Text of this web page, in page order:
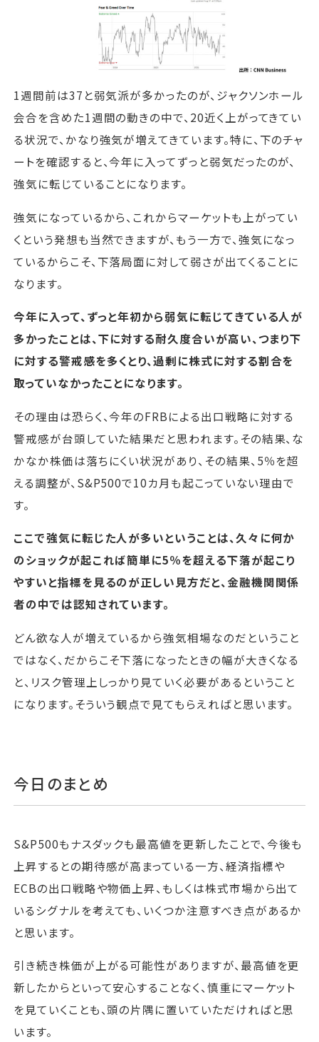
1週間前は37と弱気派が多かったのが、ジャクソンホール
会合を含めた1週間の動きの中で、20近く上がってきてい
る状況で、かなり強気が増えてきています。特に、下のチャ
ートを確認すると、今年に入ってずっと弱気だったのが、
強気に転じていることになります。
強気になっているから、これからマーケットも上がってい
くという発想も当然できますが、もう一方で、強気になっ
ているからこそ、下落局面に対して弱さが出てくることに
なります。
今年に入って、ずっと年初から弱気に転じてきている人が
多かったことは、下に対する耐久度合いが高い、つまり下
に対する警戒感を多くとり、過剰に株式に対する割合を
取っていなかったことになります。
その理由は恐らく、今年のFRBによる出口戦略に対する
警戒感が台頭していた結果だと思われます。その結果、な
かなか株価は落ちにくい状況があり、その結果、5％を超
える調整が、S&P500で10カ月も起こっていない理由で
す。
ここで強気に転じた人が多いということは、久々に何か
のショックが起これば簡単に5％を超える下落が起こり
やすいと指標を見るのが正しい見方だと、金融機関関係
者の中では認知されています。
どん欲な人が増えているから強気相場なのだということ
ではなく、だからこそ下落になったときの幅が大きくなる
と、リスク管理上しっかり見ていく必要があるということ
になります。そういう観点で見てもらえればと思います。
今日のまとめ
S&P500もナスダックも最高値を更新したことで、今後も
上昇するとの期待感が高まっている一方、経済指標や
ECBの出口戦略や物価上昇、もしくは株式市場から出て
いるシグナルを考えても、いくつか注意すべき点があるか
と思います。
引き続き株価が上がる可能性がありますが、最高値を更
新したからといって安心することなく、慎重にマーケット
を見ていくことも、頭の片隅に置いていただければと思
います。